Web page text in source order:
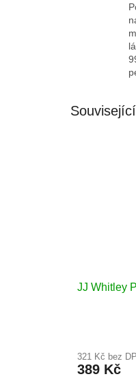
JJ Whitley
321 Kč bez
389 Kč